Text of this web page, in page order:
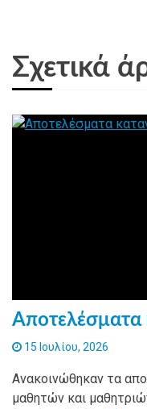
Σχετικά
Αποτελέσματα
15 Ιουλίου, 2026
Ανακοινώθηκαν τα
μαθητών και